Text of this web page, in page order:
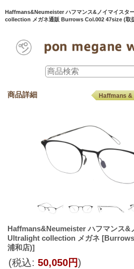
Haffmans&Neumeister ハフマンス&ノイマイスタ
collection メガネ通販 Burrows Col.002 47size (取
商品詳細 Haffmans &
Haffmans&Neumeister ハフマンス&
Ultralight collection メガネ [Burrows
浦和店)]
(税込: 50,050円)